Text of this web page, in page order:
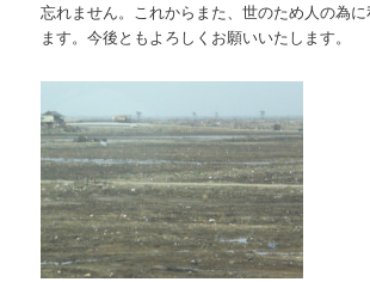
忘れません。これからまた、世のため人の為
ます。今後ともよろしくお願いいたします。